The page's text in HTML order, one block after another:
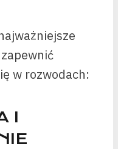
w rozwodach:
I